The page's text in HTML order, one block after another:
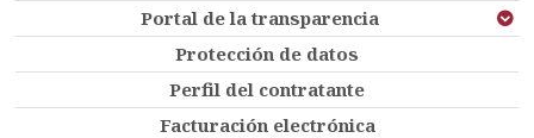
Portal de la transparencia
Protección de datos
Perfil del contratante
Facturación electrónica